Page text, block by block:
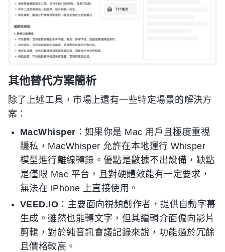
其他替代方案簡析
除了上述工具，市場上還有一些特定場景的解決方
案：
MacWhisper ：如果你是 Mac 用戶且極度重視
隱私，MacWhisper 允許在本地運行 Whisper
模型進行離線轉錄。優點是數據不出設備，缺點
是僅限 Mac 平台，且對硬體效能有一定要求，
無法在 iPhone 上直接使用。
VEED.IO ：主要面向視頻創作者，提供自動字幕
生成。雖然也能轉文字，但其編輯介面偏向影片
剪輯，對於純音訊會議記錄來說，功能過於冗餘
且價格較高。